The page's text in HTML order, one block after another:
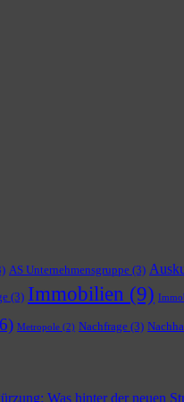
AS Unternehmensgruppe (3)
(3) Immobilien (9)
Metropole (2) Nachfrage (3)
Was hinter der neuen